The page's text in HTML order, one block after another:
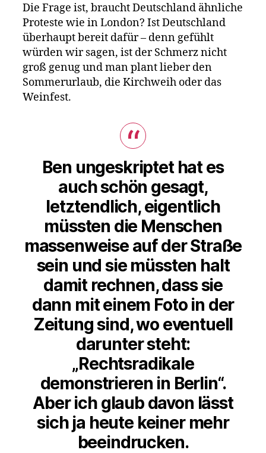
Die Frage ist, braucht Deutschland ähnliche
Proteste wie in London? Ist Deutschland
überhaupt bereit dafür – denn gefühlt
würden wir sagen, ist der Schmerz nicht
groß genug und man plant lieber den
Sommerurlaub, die Kirchweih oder das
Weinfest.
Ben ungeskriptet hat es
auch schön gesagt,
letztendlich, eigentlich
müssten die Menschen
massenweise auf der Straße
sein und sie müssten halt
damit rechnen, dass sie
dann mit einem Foto in der
Zeitung sind, wo eventuell
darunter steht:
„Rechtsradikale
demonstrieren in Berlin“.
Aber ich glaub davon lässt
sich ja heute keiner mehr
beeindrucken.